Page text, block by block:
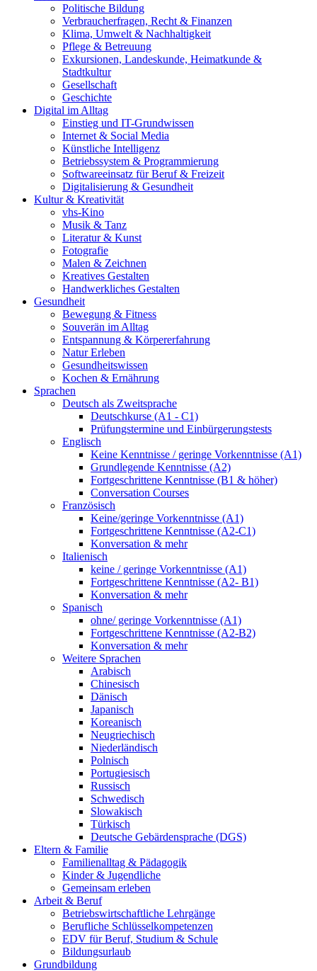
Politische Bildung
Verbraucherfragen, Recht & Finanzen
Klima, Umwelt & Nachhaltigkeit
Pflege & Betreuung
Exkursionen, Landeskunde, Heimatkunde &
Stadtkultur
Gesellschaft
Geschichte
Digital im Alltag
Einstieg und IT-Grundwissen
Internet & Social Media
Künstliche Intelligenz
Betriebssystem & Programmierung
Softwareeinsatz für Beruf & Freizeit
Digitalisierung & Gesundheit
Kultur & Kreativität
vhs-Kino
Musik & Tanz
Literatur & Kunst
Fotografie
Malen & Zeichnen
Kreatives Gestalten
Handwerkliches Gestalten
Gesundheit
Bewegung & Fitness
Souverän im Alltag
Entspannung & Körpererfahrung
Natur Erleben
Gesundheitswissen
Kochen & Ernährung
Sprachen
Deutsch als Zweitsprache
Deutschkurse (A1 - C1)
Prüfungstermine und Einbürgerungstests
Englisch
Keine Kenntnisse / geringe Vorkenntnisse (A1)
Grundlegende Kenntnisse (A2)
Fortgeschrittene Kenntnisse (B1 & höher)
Conversation Courses
Französisch
Keine/geringe Vorkenntnisse (A1)
Fortgeschrittene Kenntnisse (A2-C1)
Konversation & mehr
Italienisch
keine / geringe Vorkenntnisse (A1)
Fortgeschrittene Kenntnisse (A2- B1)
Konversation & mehr
Spanisch
ohne/ geringe Vorkenntnisse (A1)
Fortgeschrittene Kenntnisse (A2-B2)
Konversation & mehr
Weitere Sprachen
Arabisch
Chinesisch
Dänisch
Japanisch
Koreanisch
Neugriechisch
Niederländisch
Polnisch
Portugiesisch
Russisch
Schwedisch
Slowakisch
Türkisch
Deutsche Gebärdensprache (DGS)
Eltern & Familie
Familienalltag & Pädagogik
Kinder & Jugendliche
Gemeinsam erleben
Arbeit & Beruf
Betriebswirtschaftliche Lehrgänge
Berufliche Schlüsselkompetenzen
EDV für Beruf, Studium & Schule
Bildungsurlaub
Grundbildung